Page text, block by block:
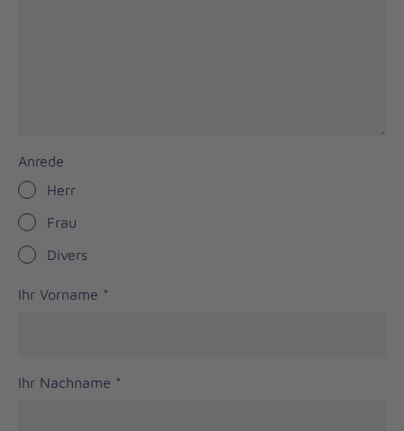
Anrede
Herr
Frau
Divers
Ihr Vorname *
Ihr Nachname *